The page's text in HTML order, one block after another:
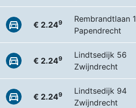
€ 2.249
Rembrandtlaan 1
Papendrecht
€ 2.249
Lindtsedijk 56
Zwijndrecht
€ 2.249
Lindtsedijk 94
Zwijndrecht